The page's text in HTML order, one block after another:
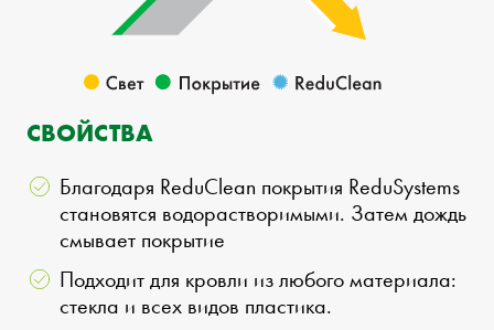
СВОЙСТВА
Благодаря ReduClean покрытия ReduSystems
становятся водорастворимыми. Затем дождь
смывает покрытие
Подходит для кровли из любого материала:
стекла и всех видов пластика.